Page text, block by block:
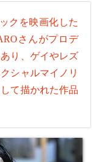
クを映画化した
さんがプロデ
り、ゲイやレズ
シャルマイノリ
て描かれた作品